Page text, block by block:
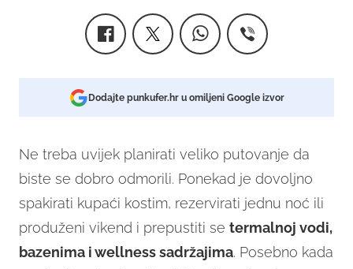
Dodajte punkufer.hr u omiljeni Google izvor
Ne treba uvijek planirati veliko putovanje da
biste se dobro odmorili. Ponekad je dovoljno
spakirati kupaći kostim, rezervirati jednu noć ili
produženi vikend i prepustiti se termalnoj vodi,
bazenima i wellness sadržajima. Posebno kada